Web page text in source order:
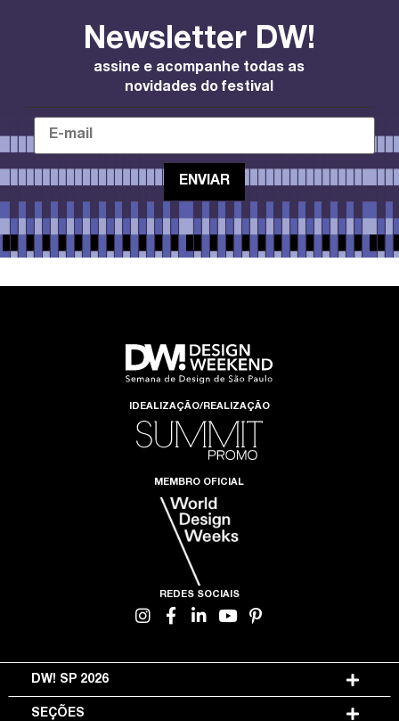
Newsletter DW!
assine e acompanhe todas as
novidades do festival
IDEALIZAÇÃO/REALIZAÇÃO
MEMBRO OFICIAL
REDES SOCIAIS
DW! SP 2026
SEÇÕES